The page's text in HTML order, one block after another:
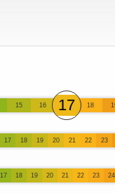
15 16 17 18
17 18 19 20 21 22 23
17 18 19 20 21 22 23 24